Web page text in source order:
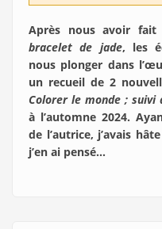
Après nous avoir fait
bracelet de jade, les
nous plonger dans
un recueil de 2
Colorer le monde ; suivi
à l’automne 2024.
de l’autrice, j’avais
j’en ai pensé…